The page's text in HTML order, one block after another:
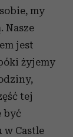
my
Nasze
jest
żyjemy
tej
być
Castle